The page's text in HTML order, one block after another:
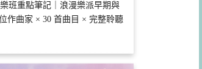
班重點筆記｜浪漫樂派早期與
作曲家 × 30 首曲目 × 完整聆聽